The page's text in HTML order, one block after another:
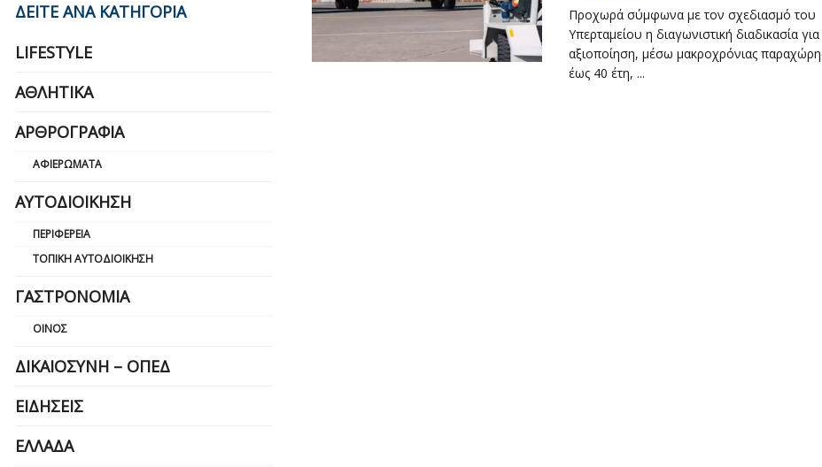
Προχωρά σύμφωνα με τον σχεδιασμό του
Υπερταμείου η διαγωνιστική διαδικασία
αξιοποίηση, μέσω μακροχρόνιας
έως 40 έτη, ...
ΔΕΙΤΕ ΑΝΑ ΚΑΤΗΓΟΡΙΑ
LIFESTYLE
ΑΘΛΗΤΙΚΆ
ΑΡΘΡΟΓΡΑΦΊΑ
ΑΦΙΕΡΏΜΑΤΑ
ΑΥΤΟΔΙΟΊΚΗΣΗ
ΠΕΡΙΦΈΡΕΙΑ
ΤΟΠΙΚΉ ΑΥΤΟΔΙΟΊΚΗΣΗ
ΓΑΣΤΡΟΝΟΜΊΑ
ΟΊΝΟΣ
ΔΙΚΑΙΟΣΎΝΗ – ΟΠΕΔ
ΕΙΔΉΣΕΙΣ
ΕΛΛΆΔΑ